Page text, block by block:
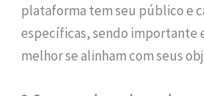
plataforma tem seu público e
específicas, sendo importante
melhor se alinham com seus